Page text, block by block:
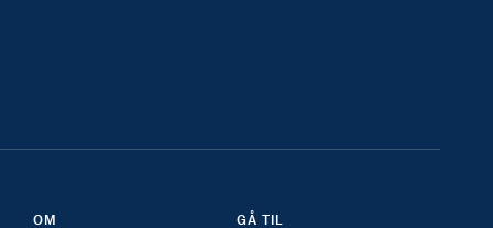
OM GÅ TIL